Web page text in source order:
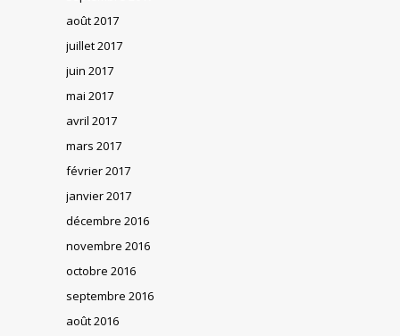
août 2017
juillet 2017
juin 2017
mai 2017
avril 2017
mars 2017
février 2017
janvier 2017
décembre 2016
novembre 2016
octobre 2016
septembre 2016
août 2016